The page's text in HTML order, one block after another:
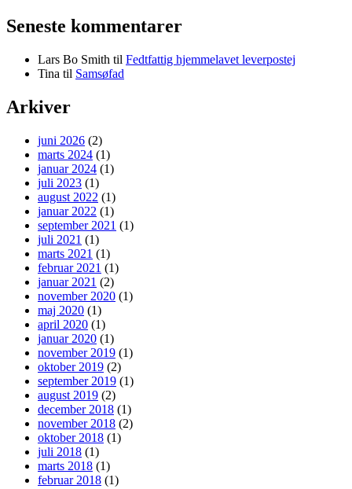
Seneste kommentarer
Lars Bo Smith til Fedtfattig hjemmelavet leverpostej
Tina til Samsøfad
Arkiver
juni 2026 (2)
marts 2024 (1)
januar 2024 (1)
juli 2023 (1)
august 2022 (1)
januar 2022 (1)
september 2021 (1)
juli 2021 (1)
marts 2021 (1)
februar 2021 (1)
januar 2021 (2)
november 2020 (1)
maj 2020 (1)
april 2020 (1)
januar 2020 (1)
november 2019 (1)
oktober 2019 (2)
september 2019 (1)
august 2019 (2)
december 2018 (1)
november 2018 (2)
oktober 2018 (1)
juli 2018 (1)
marts 2018 (1)
februar 2018 (1)